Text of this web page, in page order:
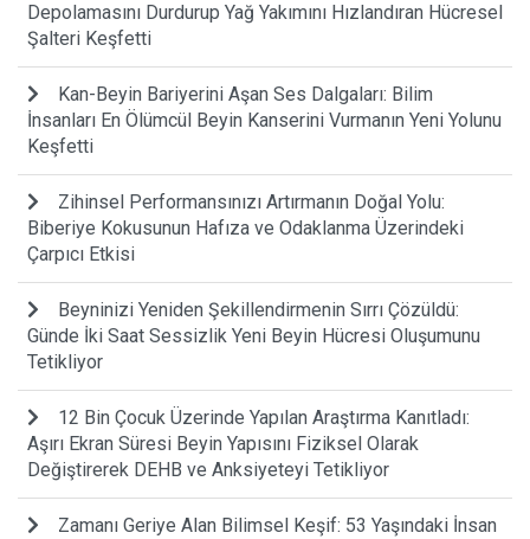
Depolamasını Durdurup Yağ Yakımını Hızlandıran Hücresel
Şalteri Keşfetti
Kan-Beyin Bariyerini Aşan Ses Dalgaları: Bilim
İnsanları En Ölümcül Beyin Kanserini Vurmanın Yeni Yolunu
Keşfetti
Zihinsel Performansınızı Artırmanın Doğal Yolu:
Biberiye Kokusunun Hafıza ve Odaklanma Üzerindeki
Çarpıcı Etkisi
Beyninizi Yeniden Şekillendirmenin Sırrı Çözüldü:
Günde İki Saat Sessizlik Yeni Beyin Hücresi Oluşumunu
Tetikliyor
12 Bin Çocuk Üzerinde Yapılan Araştırma Kanıtladı:
Aşırı Ekran Süresi Beyin Yapısını Fiziksel Olarak
Değiştirerek DEHB ve Anksiyeteyi Tetikliyor
Zamanı Geriye Alan Bilimsel Keşif: 53 Yaşındaki İnsan